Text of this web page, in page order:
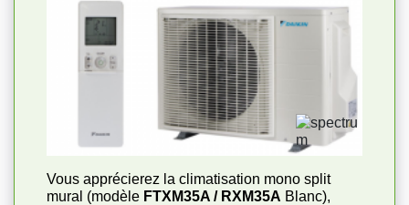
Vous apprécierez la climatisation mono split
mural (modèle FTXM35A / RXM35A Blanc),